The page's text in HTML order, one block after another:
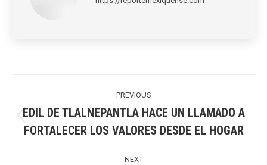
PREVIOUS
post:
EDIL DE TLALNEPANTLA HACE UN LLAMADO A
FORTALECER LOS VALORES DESDE EL HOGAR
NEXT